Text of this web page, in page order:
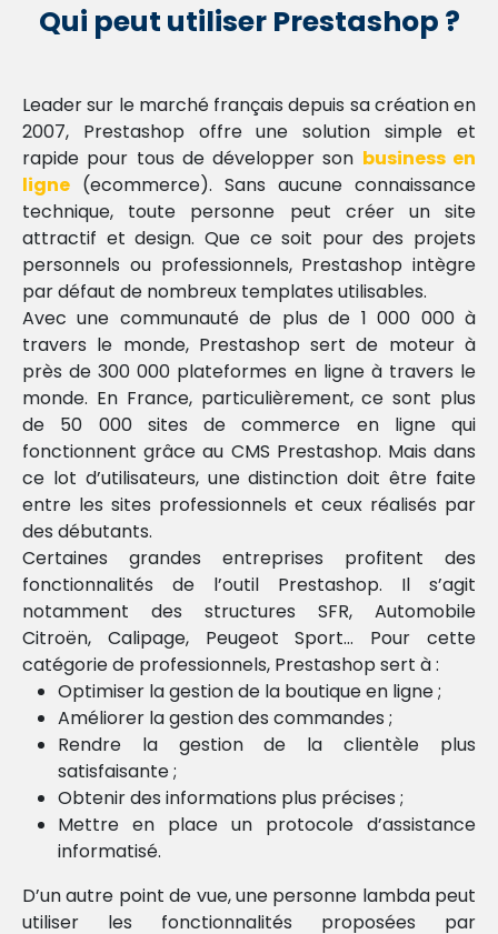
Qui peut utiliser Prestashop ?
Leader sur le marché français depuis sa création en
2007, Prestashop offre une solution simple et
rapide pour tous de développer son business en
ligne (ecommerce). Sans aucune connaissance
technique, toute personne peut créer un site
attractif et design. Que ce soit pour des projets
personnels ou professionnels, Prestashop intègre
par défaut de nombreux templates utilisables.
Avec une communauté de plus de 1 000 000 à
travers le monde, Prestashop sert de moteur à
près de 300 000 plateformes en ligne à travers le
monde. En France, particulièrement, ce sont plus
de 50 000 sites de commerce en ligne qui
fonctionnent grâce au CMS Prestashop. Mais dans
ce lot d’utilisateurs, une distinction doit être faite
entre les sites professionnels et ceux réalisés par
des débutants.
Certaines grandes entreprises profitent des
fonctionnalités de l’outil Prestashop. Il s’agit
notamment des structures SFR, Automobile
Citroën, Calipage, Peugeot Sport… Pour cette
catégorie de professionnels, Prestashop sert à :
Optimiser la gestion de la boutique en ligne ;
Améliorer la gestion des commandes ;
Rendre la gestion de la clientèle plus
satisfaisante ;
Obtenir des informations plus précises ;
Mettre en place un protocole d’assistance
informatisé.
D’un autre point de vue, une personne lambda peut
utiliser les fonctionnalités proposées par